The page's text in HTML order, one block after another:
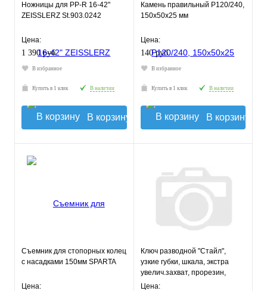
Ножницы для PP-R 16-42"
ZEISSLERZ St.903.0242
Цена:
1 390 руб.
В избранное
Купить в 1 клик В наличии
В корзину
Камень правильный P120/240,
150х50х25 мм
Цена:
140 руб.
В избранное
Купить в 1 клик В наличии
В корзину
Cъемник для стопорных колец
с насадками 150мм SPARTA
Цена:
Ключ разводной "Стайл",
узкие губки, шкала, экстра
увелич.захват, прорезин,
ручка 300 мм ( 60 мм )
Цена: